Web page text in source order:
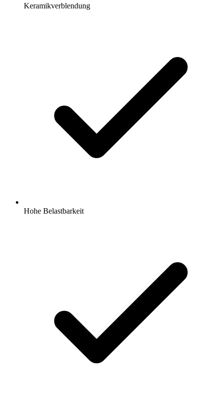
Keramikverblendung
Hohe Belastbarkeit